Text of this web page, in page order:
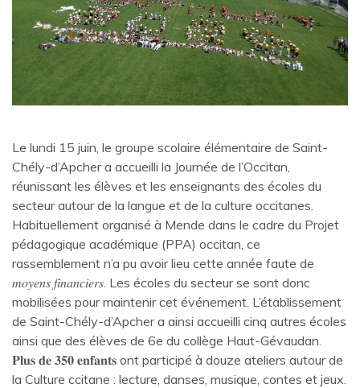
Le lundi 15 juin, le groupe scolaire élémentaire de Saint-
Chély-d’Apcher a accueilli la Journée de l’Occitan,
réunissant les élèves et les enseignants des écoles du
secteur autour de la langue et de la culture occitanes.
Habituellement organisé à Mende dans le cadre du Projet
pédagogique académique (PPA) occitan, ce
rassemblement n’a pu avoir lieu cette année faute de
𝑚𝑜𝑦𝑒𝑛𝑠 𝑓𝑖𝑛𝑎𝑛𝑐𝑖𝑒𝑟𝑠. Les écoles du secteur se sont donc
mobilisées pour maintenir cet événement. L’établissement
de Saint-Chély-d’Apcher a ainsi accueilli cinq autres écoles
ainsi que des élèves de 6e du collège Haut-Gévaudan.
𝐏𝐥𝐮𝐬 𝐝𝐞 𝟑𝟓𝟎 𝐞𝐧𝐟𝐚𝐧𝐭𝐬 ont participé à douze ateliers autour de
la Culture ccitane : lecture, danses, musique, contes et jeux.